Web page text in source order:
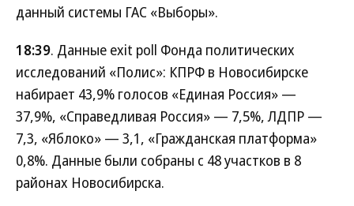
данный системы ГАС «Выборы».
18:39. Данные exit poll Фонда политических
исследований «Полис»: КПРФ в Новосибирске
набирает 43,9% голосов «Единая Россия» —
37,9%, «Справедливая Россия» — 7,5%, ЛДПР —
7,3, «Яблоко» — 3,1, «Гражданская платформа»
0,8%. Данные были собраны с 48 участков в 8
районах Новосибирска.